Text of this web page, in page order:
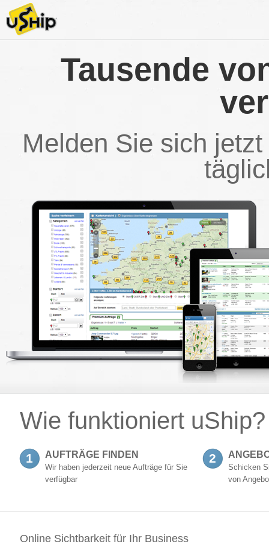
Tausende
Melden Sie sich
Wie funktioniert uShip?
1 AUFTRÄGE FINDEN
Wir haben jederzeit neue Aufträge für Sie
verfügbar
2
Schicken
von
Online Sichtbarkeit für Ihr Business